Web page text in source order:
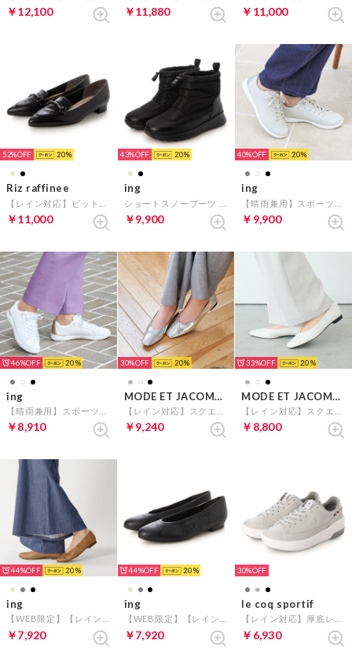
￥12,100 ￥11,880 ￥11,000
52% 20
Riz raffinee
￥11,000
43% 20
ing
￥9,900
40% 20
ing
￥9,900
46% 20
ing
￥8,910
30% 20
MODE ET JACOMO carino
￥9,240
33% 20
MODE ET JACOMO carino
￥8,800
44% 20
ing
￥7,920
44% 20
ing
￥7,920
30%
le coq sportif
￥6,930